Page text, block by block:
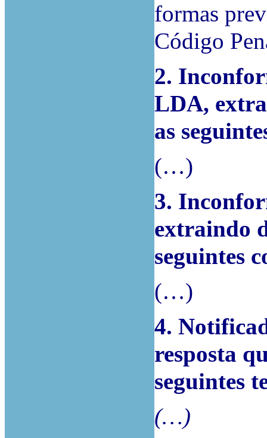
formas
Código
2.
LDA,
as
(…)
3.
extraindo
seguintes
(…)
4.
resposta
seguintes
(…)